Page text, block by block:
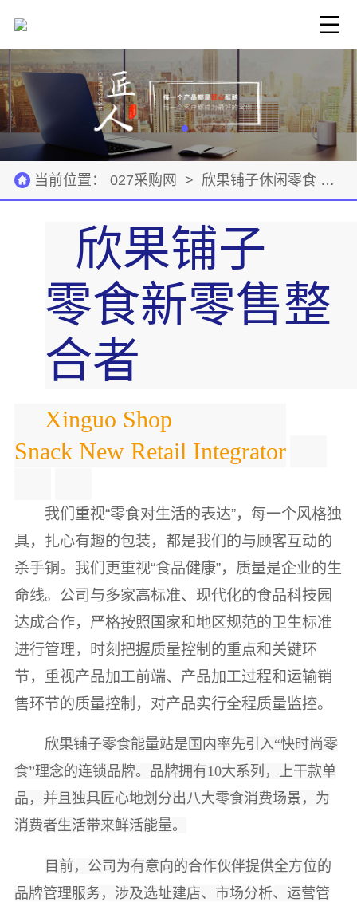
当前位置： 027采购网 > 欣果铺子休闲零食 >
欣果铺子
零食新零售整
合者
Xinguo Shop
Snack New Retail Integrator
我们重视“零食对生活的表达”，每一个风格独
具，扎心有趣的包装，都是我们的与顾客互动的
杀手铜。我们更重视“食品健康”，质量是企业的生
命线。公司与多家高标准、现代化的食品科技园
达成合作，严格按照国家和地区规范的卫生标准
进行管理，时刻把握质量控制的重点和关键环
节，重视产品加工前端、产品加工过程和运输销
售环节的质量控制，对产品实行全程质量监控。
欣果铺子零食能量站是国内率先引入“快时尚零
食”理念的连锁品牌。品牌拥有10大系列，上干款单
品，并且独具匠心地划分出八大零食消费场景，为
消费者生活带来鲜活能量。
目前，公司为有意向的合作伙伴提供全方位的
品牌管理服务，涉及选址建店、市场分析、运营管